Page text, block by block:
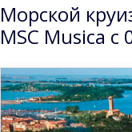
Морской
MSC Musica